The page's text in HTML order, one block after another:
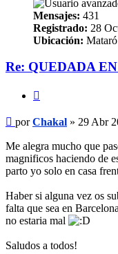
Mensajes: 431
Registrado: 28
Ubicación:
Re: QUEDADA
Mensaje
porChakal » 29 Abr
Me alegra mucho que
magnificos haciendo de
parto yo solo en casa
Haber si alguna vez os
falta que sea en
no estaria mal
Saludos a todos!